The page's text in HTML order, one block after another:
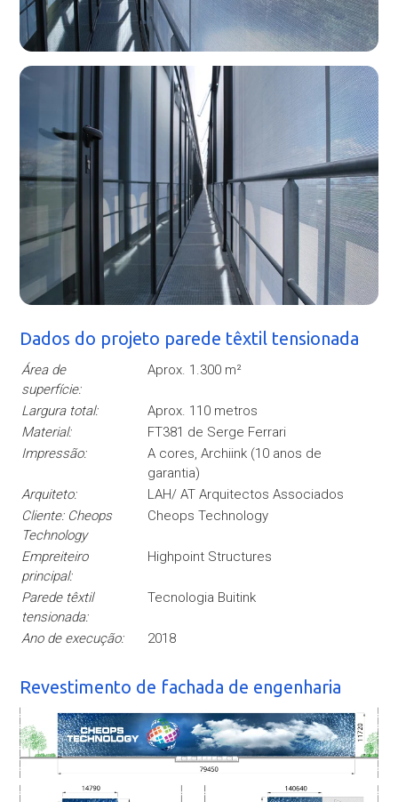
Dados do projeto parede têxtil tensionada
Área de
superfície:
Aprox. 1.300 m²
Largura total:
Aprox. 110 metros
Material:
FT381 de Serge Ferrari
Impressão:
A cores, Archiink (10 anos de
garantia)
Arquiteto:
LAH/ AT Arquitectos Associados
Cliente: Cheops
Technology
Cheops Technology
Empreiteiro
principal:
Highpoint Structures
Parede têxtil
tensionada:
Tecnologia Buitink
Ano de execução: 2018
Revestimento de fachada de engenharia